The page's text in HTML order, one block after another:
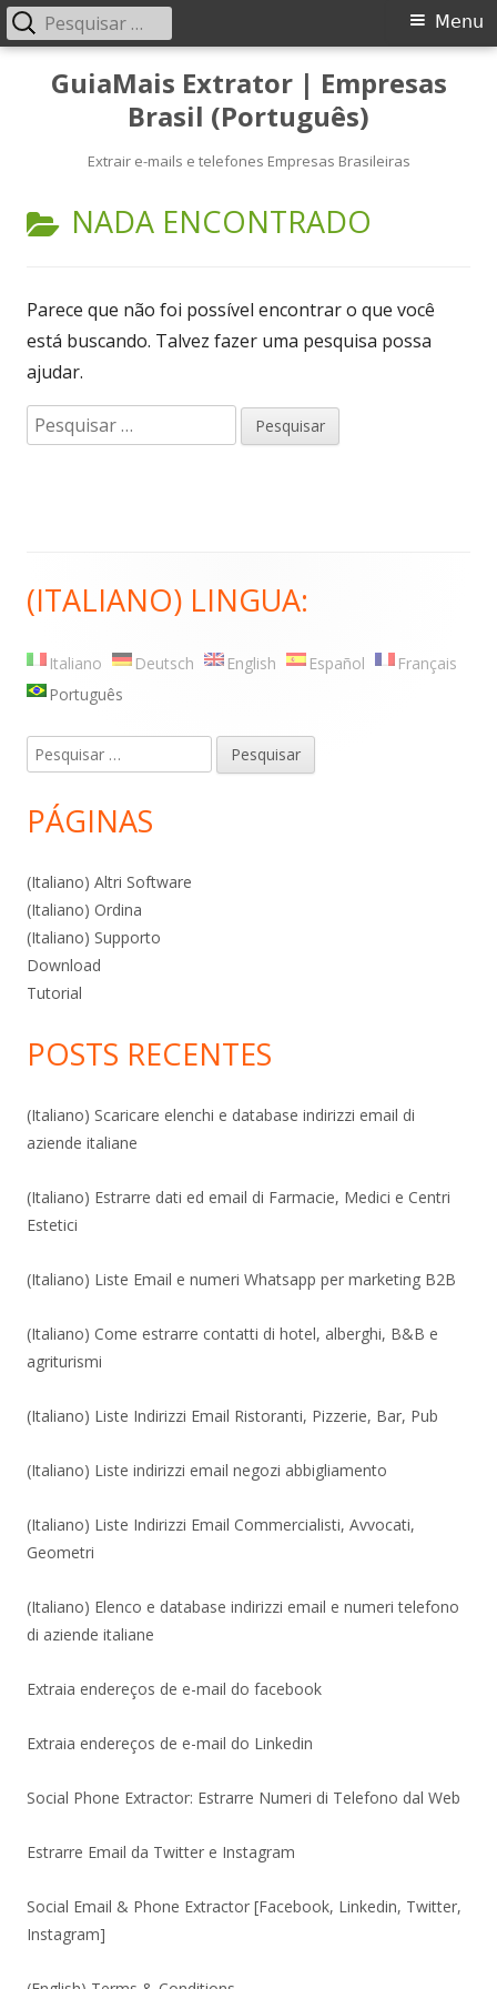
GuiaMais Extrator | Empresas
Brasil (Português)
Extrair e-mails e telefones Empresas Brasileiras
Menu
principal
Menu
Pesquisar
por:
NADA ENCONTRADO
Parece que não foi possível encontrar o que você
está buscando. Talvez fazer uma pesquisa possa
ajudar.
Pesquisar
por:
Barra
lateral
principal
(ITALIANO) LINGUA:
Italiano Deutsch English Español
Français
Português
Pesquisar
por:
PÁGINAS
(Italiano) Altri Software
(Italiano) Ordina
(Italiano) Supporto
Download
Tutorial
POSTS RECENTES
(Italiano) Scaricare elenchi e database indirizzi email di
aziende italiane
(Italiano) Estrarre dati ed email di Farmacie, Medici e Centri
Estetici
(Italiano) Liste Email e numeri Whatsapp per marketing B2B
(Italiano) Come estrarre contatti di hotel, alberghi, B&B e
agriturismi
(Italiano) Liste Indirizzi Email Ristoranti, Pizzerie, Bar, Pub
(Italiano) Liste indirizzi email negozi abbigliamento
(Italiano) Liste Indirizzi Email Commercialisti, Avvocati,
Geometri
(Italiano) Elenco e database indirizzi email e numeri telefono
di aziende italiane
Extraia endereços de e-mail do facebook
Extraia endereços de e-mail do Linkedin
Social Phone Extractor: Estrarre Numeri di Telefono dal Web
Estrarre Email da Twitter e Instagram
Social Email & Phone Extractor [Facebook, Linkedin, Twitter,
Instagram]